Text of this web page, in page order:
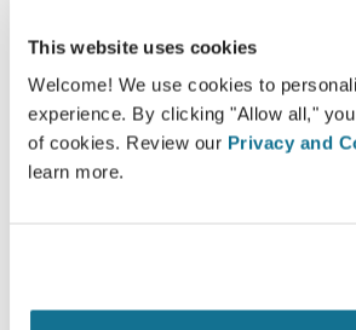
This website uses cookies
Welcome! We use cookies to
experience. By clicking "Allow all,"
of cookies. Review our Privacy and
learn more.
情報済み
クリサリクスは、患者様自身が実